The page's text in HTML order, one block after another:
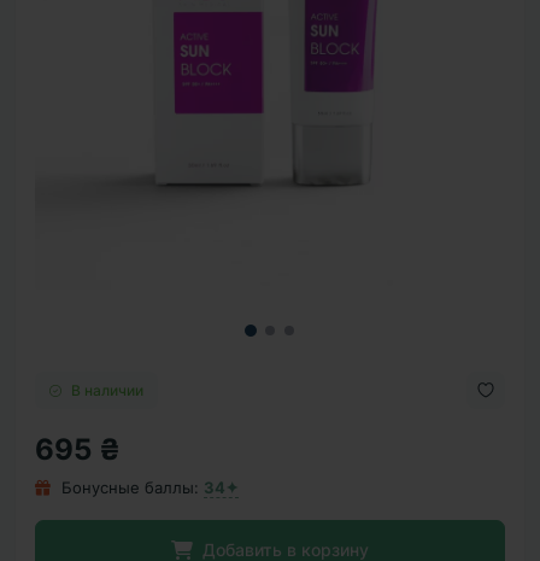
В наличии
695 ₴
Бонусные баллы: 34✦
Добавить в корзину